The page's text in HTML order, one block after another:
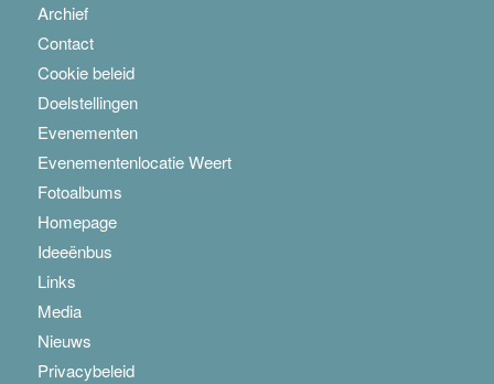
Archief
Contact
Cookie beleid
Doelstellingen
Evenementen
Evenementenlocatie Weert
Fotoalbums
Homepage
Ideeënbus
Links
Media
Nieuws
Privacybeleid